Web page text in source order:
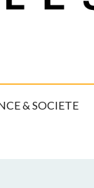
& SOCIETE